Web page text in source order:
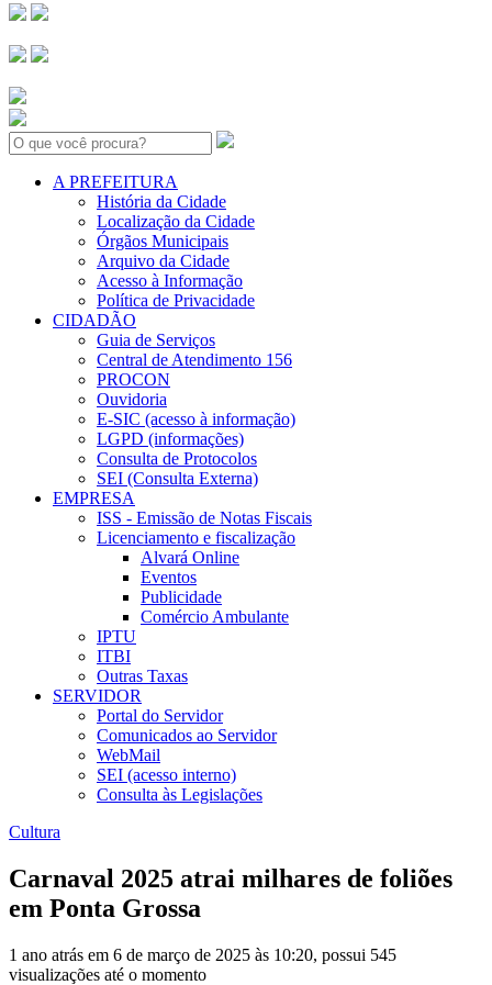
Search:
A PREFEITURA
História da Cidade
Localização da Cidade
Órgãos Municipais
Arquivo da Cidade
Acesso à Informação
Política de Privacidade
CIDADÃO
Guia de Serviços
Central de Atendimento 156
PROCON
Ouvidoria
E-SIC (acesso à informação)
LGPD (informações)
Consulta de Protocolos
SEI (Consulta Externa)
EMPRESA
ISS - Emissão de Notas Fiscais
Licenciamento e fiscalização
Alvará Online
Eventos
Publicidade
Comércio Ambulante
IPTU
ITBI
Outras Taxas
SERVIDOR
Portal do Servidor
Comunicados ao Servidor
WebMail
SEI (acesso interno)
Consulta às Legislações
Cultura
Carnaval 2025 atrai milhares de foliões
em Ponta Grossa
1 ano atrás em 6 de março de 2025 às 10:20, possui 545
visualizações até o momento